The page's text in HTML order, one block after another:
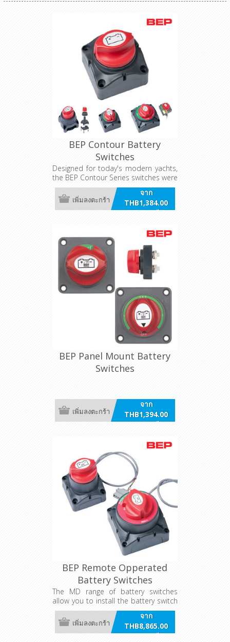
BEP Contour Battery
Switches
Designed for today's modern yachts,
the BEP Contour Series switches were
designed to interlock with other
devises such as DVSR's (Digital
Voltage Sensitive Relays). Providing
จาก
THB1,384.00
รวมภาษี
เพิ่มลงตะกร้า
BEP Panel Mount Battery
Switches
จาก
THB1,394.00
รวมภาษี
เพิ่มลงตะกร้า
BEP Remote Opperated
Battery Switches
The MD range of battery switches
allow you to install the battery switch
very close to the battery, to remotely
manage the increased electrical
loads found on today’s boats.
จาก
THB8,865.00
รวมภาษี
เพิ่มลงตะกร้า